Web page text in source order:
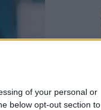
of your personal or
below opt-out section to